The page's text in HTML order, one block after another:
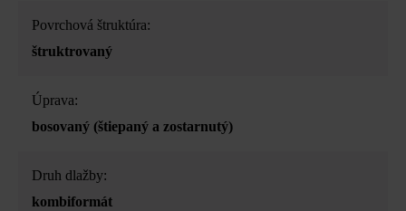
Povrchová štruktúra:
štruktrovaný
Úprava:
bosovaný (štiepaný a zostarnutý)
Druh dlažby:
kombiformát